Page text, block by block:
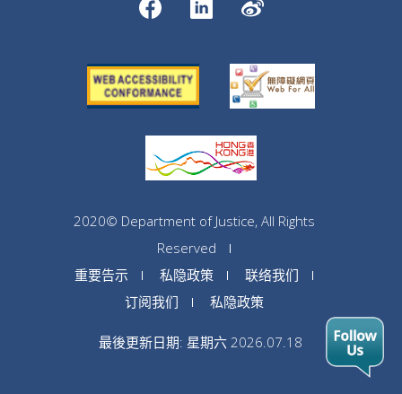
2020© Department of Justice, All Rights
Reserved
重要告示
私隐政策
联络我们
订阅我们
私隐政策
最後更新日期: 星期六 2026.07.18